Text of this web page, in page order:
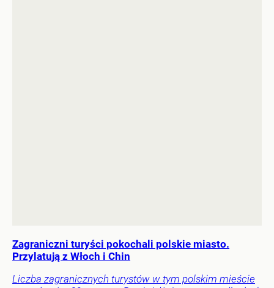
Zagraniczni turyści pokochali polskie miasto.
Przylatują z Włoch i Chin
Liczba zagranicznych turystów w tym polskim mieście